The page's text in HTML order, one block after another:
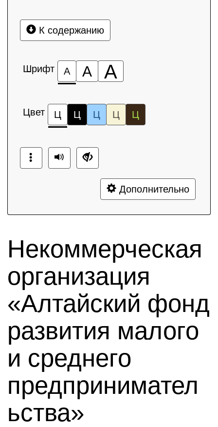
К содержанию
Шрифт А А А
Цвет Ц Ц Ц Ц Ц
Дополнительно
Некоммерческая
организация
«Алтайский фонд
развития малого
и среднего
предпринимател
ьства»